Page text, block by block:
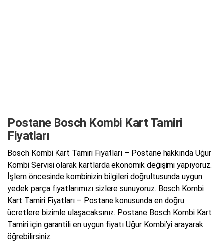
Postane Bosch Kombi Kart Tamiri
Fiyatları
Bosch Kombi Kart Tamiri Fiyatları – Postane hakkında Uğur
Kombi Servisi olarak kartlarda ekonomik değişimi yapıyoruz.
İşlem öncesinde kombinizin bilgileri doğrultusunda uygun
yedek parça fiyatlarımızı sizlere sunuyoruz. Bosch Kombi
Kart Tamiri Fiyatları – Postane konusunda en doğru
ücretlere bizimle ulaşacaksınız. Postane Bosch Kombi Kart
Tamiri için garantili en uygun fiyatı Uğur Kombi’yi arayarak
öğrebilirsiniz.